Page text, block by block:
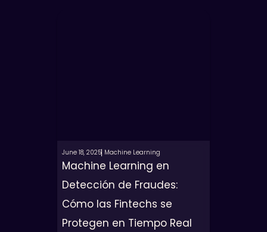
June 18, 2025 Machine Learning
Machine Learning en
Detección de Fraudes:
Cómo las Fintechs se
Protegen en Tiempo Real